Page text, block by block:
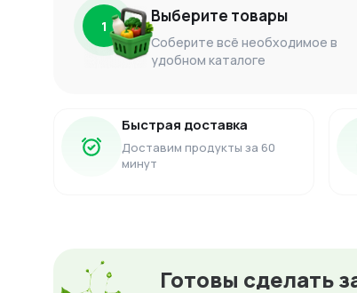
1 Выберите товары
Соберите всё необходимое в
удобном каталоге
Быстрая доставка
Доставим продукты за 60
минут
Готовы сделать